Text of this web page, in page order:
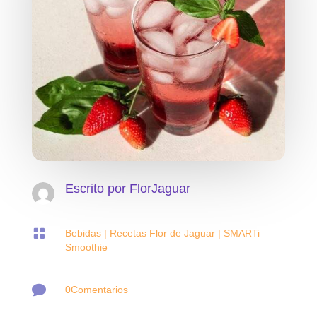
Escrito por FlorJaguar
 Bebidas| Recetas Flor de Jaguar| SMARTi
Smoothie
 0Comentarios